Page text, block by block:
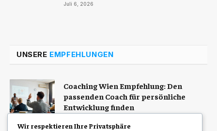
Juli 6, 2026
UNSERE EMPFEHLUNGEN
Coaching Wien Empfehlung: Den
passenden Coach für persönliche
Entwicklung finden
Wir respektieren Ihre Privatsphäre